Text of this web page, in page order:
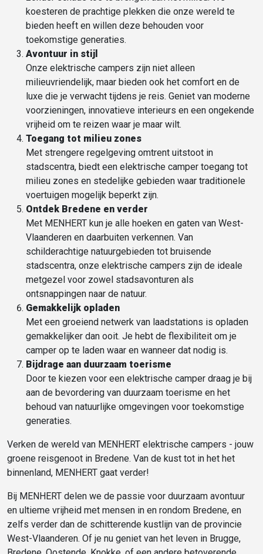
koesteren de prachtige plekken die onze wereld te
bieden heeft en willen deze behouden voor
toekomstige generaties.
Avontuur in stijl
Onze elektrische campers zijn niet alleen
milieuvriendelijk, maar bieden ook het comfort en de
luxe die je verwacht tijdens je reis. Geniet van moderne
voorzieningen, innovatieve interieurs en een ongekende
vrijheid om te reizen waar je maar wilt.
Toegang tot milieu zones
Met strengere regelgeving omtrent uitstoot in
stadscentra, biedt een elektrische camper toegang tot
milieu zones en stedelijke gebieden waar traditionele
voertuigen mogelijk beperkt zijn.
Ontdek Bredene en verder
Met MENHERT kun je alle hoeken en gaten van West-
Vlaanderen en daarbuiten verkennen. Van
schilderachtige natuurgebieden tot bruisende
stadscentra, onze elektrische campers zijn de ideale
metgezel voor zowel stadsavonturen als
ontsnappingen naar de natuur.
Gemakkelijk opladen
Met een groeiend netwerk van laadstations is opladen
gemakkelijker dan ooit. Je hebt de flexibiliteit om je
camper op te laden waar en wanneer dat nodig is.
Bijdrage aan duurzaam toerisme
Door te kiezen voor een elektrische camper draag je bij
aan de bevordering van duurzaam toerisme en het
behoud van natuurlijke omgevingen voor toekomstige
generaties.
Verken de wereld van MENHERT elektrische campers - jouw
groene reisgenoot in Bredene. Van de kust tot in het het
binnenland, MENHERT gaat verder!
Bij MENHERT delen we de passie voor duurzaam avontuur
en ultieme vrijheid met mensen in en rondom Bredene, en
zelfs verder dan de schitterende kustlijn van de provincie
West-Vlaanderen. Of je nu geniet van het leven in Brugge,